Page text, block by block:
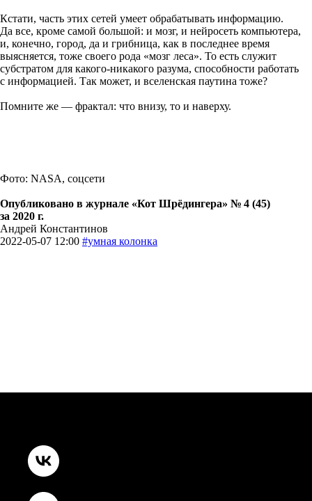
Кстати, часть этих сетей умеет обрабатывать информацию.
Да все, кроме самой большой: и мозг, и нейросеть компьютера,
и, конечно, город, да и грибница, как в последнее время
выясняется, тоже своего рода «мозг леса». То есть служит
субстратом для какого-никакого разума, способности работать
с информацией. Так может, и вселенская паутина тоже?
Помните же — фрактал: что внизу, то и наверху.
Фото: NASA, соцсети
Опубликовано в журнале «Кот Шрёдингера» № 4 (45)
за 2020 г.
Андрей Константинов
2022-05-07 12:00 #умная колонка